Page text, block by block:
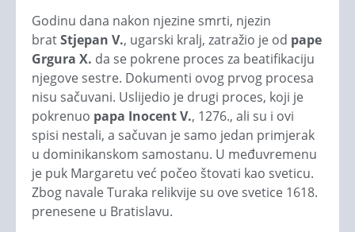
Godinu dana nakon njezine smrti, njezin
bratStjepan V., ugarski kralj, zatražio je od pape
Grgura X. da se pokrene proces za beatifikaciju
njegove sestre. Dokumenti ovog prvog procesa
nisu sačuvani. Uslijedio je drugi proces, koji je
pokrenuo papa Inocent V., 1276., ali su i ovi
spisi nestali, a sačuvan je samo jedan primjerak
u dominikanskom samostanu. U međuvremenu
je puk Margaretu već počeo štovati kao sveticu.
Zbog navale Turaka relikvije su ove svetice 1618.
prenesene u Bratislavu.